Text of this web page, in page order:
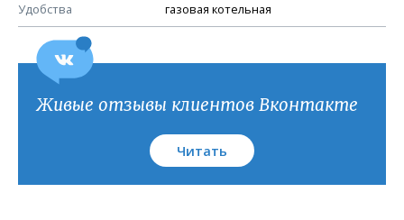
Удобства газовая котельная
План кровли
Живые отзывы клиентов Вконтакте
Читать